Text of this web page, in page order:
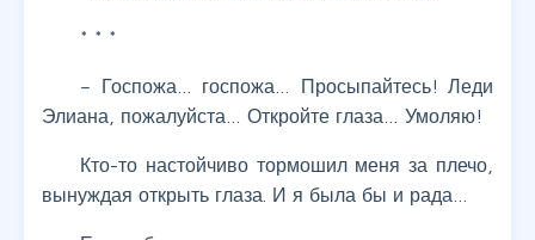
* * *
– Госпожа… госпожа… Просыпайтесь! Леди
Элиана, пожалуйста… Откройте глаза… Умоляю!
Кто-то настойчиво тормошил меня за плечо,
вынуждая открыть глаза. И я была бы и рада…